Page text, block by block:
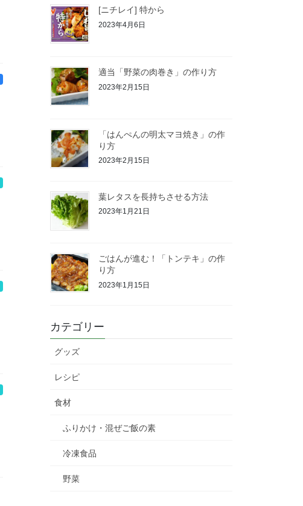
[ニチレイ] 特から
2023年4月6日
適当「野菜の肉巻き」の作り方
2023年2月15日
「はんぺんの明太マヨ焼き」の作
り方
2023年2月15日
葉レタスを長持ちさせる方法
2023年1月21日
ごはんが進む！「トンテキ」の作
り方
2023年1月15日
カテゴリー
グッズ
レシピ
食材
ふりかけ・混ぜご飯の素
冷凍食品
野菜